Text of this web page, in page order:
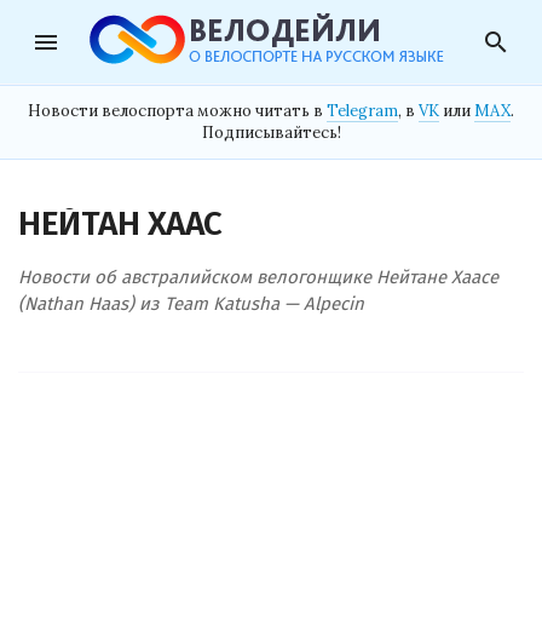
menu search
Новости велоспорта можно читать в Telegram, в VK илиMAX.
Подписывайтесь!
НЕЙТАН ХААС
Новости об австралийском велогонщике Нейтане Хаасе
(Nathan Haas) из Team Katusha — Alpecin